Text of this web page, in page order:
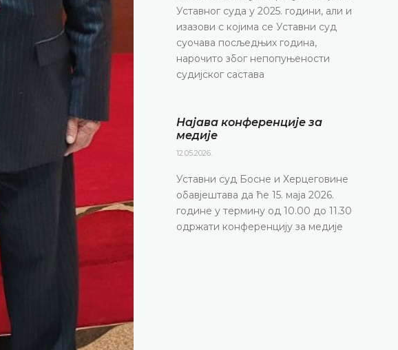
Уставног суда у 2025. години, али и
изазови с којима се Уставни суд
суочава посљедњих година,
нарочито због непопуњености
судијског састава
Најава конференције за
медије
12.05.2026.
Уставни суд Босне и Херцеговине
обавјештава да ће 15. маја 2026.
године у термину од 10.00 до 11.30
одржати конференцију за медије